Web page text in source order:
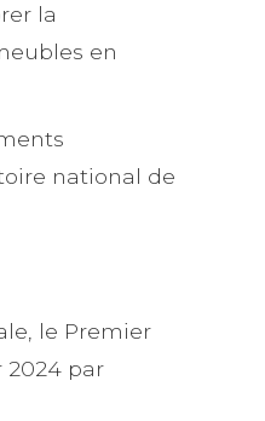
la
en
national de
le Premier
2024 par